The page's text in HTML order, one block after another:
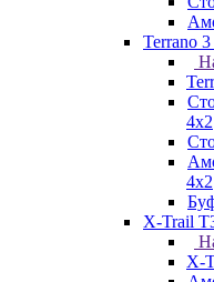
Terrano
4x2
4х2
X-Trail
X-